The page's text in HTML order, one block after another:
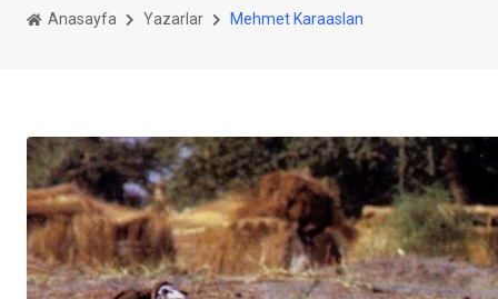
Anasayfa Yazarlar Mehmet Karaaslan